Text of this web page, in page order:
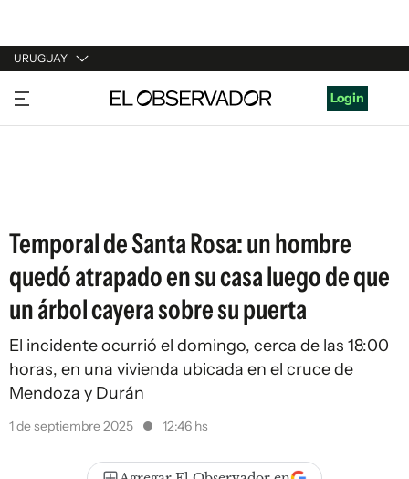
URUGUAY
URUGUAY
ARGENTINA
Login
Temporal de Santa Rosa: un hombre
quedó atrapado en su casa luego de que
un árbol cayera sobre su puerta
El incidente ocurrió el domingo, cerca de las 18:00
horas, en una vivienda ubicada en el cruce de
Mendoza y Durán
1 de septiembre 2025 12:46 hs